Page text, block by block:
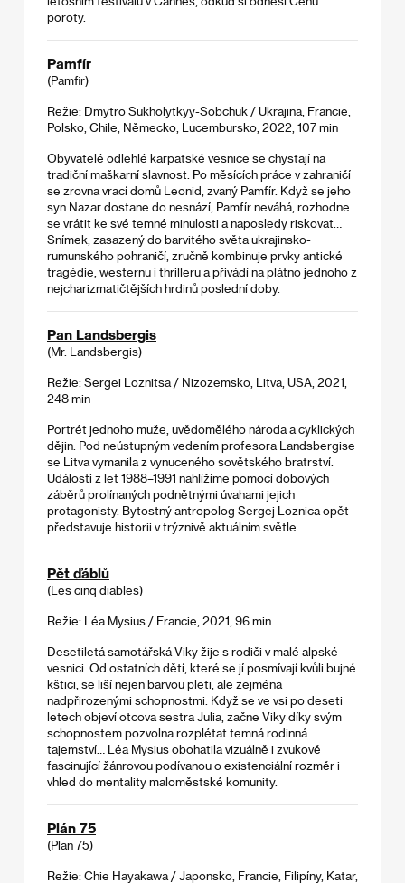
poroty.
Pamfír
(Pamfir)
Režie: Dmytro Sukholytkyy-Sobchuk / Ukrajina, Francie,
Polsko, Chile, Německo, Lucembursko, 2022, 107 min
Obyvatelé odlehlé karpatské vesnice se chystají na
tradiční maškarní slavnost. Po měsících práce v zahraničí
se zrovna vrací domů Leonid, zvaný Pamfír. Když se jeho
syn Nazar dostane do nesnází, Pamfír neváhá, rozhodne
se vrátit ke své temné minulosti a naposledy riskovat…
Snímek, zasazený do barvitého světa ukrajinsko-
rumunského pohraničí, zručně kombinuje prvky antické
tragédie, westernu i thrilleru a přivádí na plátno jednoho z
nejcharizmatičtějších hrdinů poslední doby.
Pan Landsbergis
(Mr. Landsbergis)
Režie: Sergei Loznitsa / Nizozemsko, Litva, USA, 2021,
248 min
Portrét jednoho muže, uvědomělého národa a cyklických
dějin. Pod neústupným vedením profesora Landsbergise
se Litva vymanila z vynuceného sovětského bratrství.
Události z let 1988–1991 nahlížíme pomocí dobových
záběrů prolínaných podnětnými úvahami jejich
protagonisty. Bytostný antropolog Sergej Loznica opět
představuje historii v trýznivě aktuálním světle.
Pět ďáblů
(Les cinq diables)
Režie: Léa Mysius / Francie, 2021, 96 min
Desetiletá samotářská Viky žije s rodiči v malé alpské
vesnici. Od ostatních dětí, které se jí posmívají kvůli bujné
kštici, se liší nejen barvou pleti, ale zejména
nadpřirozenými schopnostmi. Když se ve vsi po deseti
letech objeví otcova sestra Julia, začne Viky díky svým
schopnostem pozvolna rozplétat temná rodinná
tajemství… Léa Mysius obohatila vizuálně i zvukově
fascinující žánrovou podívanou o existenciální rozměr i
vhled do mentality maloměstské komunity.
Plán 75
(Plan 75)
Režie: Chie Hayakawa / Japonsko, Francie, Filipíny, Katar,